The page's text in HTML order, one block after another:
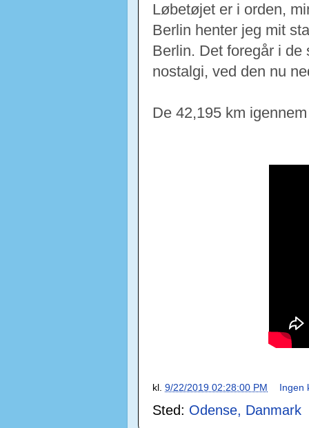
Løbetøjet er i orden,
Berlin henter jeg mit
Berlin. Det foregår i
nostalgi, ved den nu
De 42,195 km
kl. 9/22/2019 02:28:00 PM Ingen
Sted: Odense, Danmark